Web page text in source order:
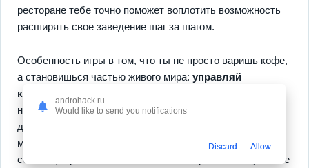
ресторане тебе точно поможет воплотить возможность
расширять свое заведение шаг за шагом.
Особенность игры в том, что ты не просто варишь кофе,
а становишься частью живого мира: управляй
командой, создавай атмосферу
навыки сотрудников? Легко. Есть и другие интересные
детали: например, грандиозные обновления меню или
моменты общения с постоянными клиентами. Смена
сезонов, игра в любом месте без интернета и отсутствие
androhack.ru
Would like to send you notifications
Discard Allow